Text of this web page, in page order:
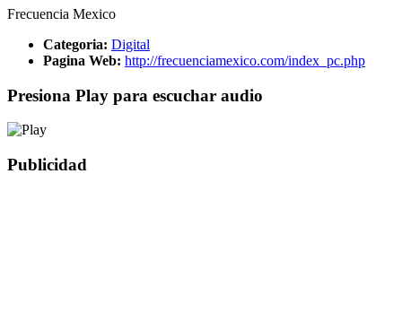
Frecuencia Mexico
Categoria: Digital
Pagina Web: http://frecuenciamexico.com/index_pc.php
Presiona Play para escuchar audio
Publicidad